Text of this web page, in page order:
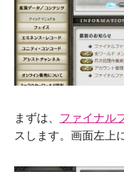
まずは、 ファイナル
スします。画面左上